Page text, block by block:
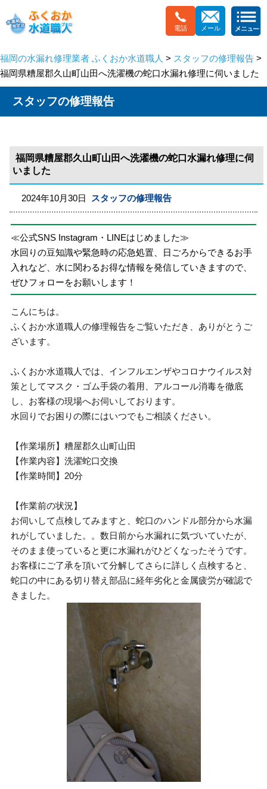
電話 メール
福岡の水漏れ修理業者 ふくおか水道職人 > スタッフの修理報告 >
福岡県糟屋郡久山町山田へ洗濯機の蛇口水漏れ修理に伺いました
スタッフの修理報告
福岡県糟屋郡久山町山田へ洗濯機の蛇口水漏れ修理に伺
いました
2024年10月30日 スタッフの修理報告
≪公式SNS Instagram・LINEはじめました≫
水回りの豆知識や緊急時の応急処置、日ごろからできるお手
入れなど、水に関わるお得な情報を発信していきますので、
ぜひフォローをお願いします！
こんにちは。
ふくおか水道職人の修理報告をご覧いただき、ありがとうご
ざいます。
ふくおか水道職人では、インフルエンザやコロナウイルス対
策としてマスク・ゴム手袋の着用、アルコール消毒を徹底
し、お客様の現場へお伺いしております。
水回りでお困りの際にはいつでもご相談ください。
【作業場所】糟屋郡久山町山田
【作業内容】洗濯蛇口交換
【作業時間】20分
【作業前の状況】
お伺いして点検してみますと、蛇口のハンドル部分から水漏
れがしていました。。数日前から水漏れに気づいていたが、
そのまま使っていると更に水漏れがひどくなったそうです。
お客様にご了承を頂いて分解してさらに詳しく点検すると、
蛇口の中にある切り替え部品に経年劣化と金属疲労が確認で
きました。